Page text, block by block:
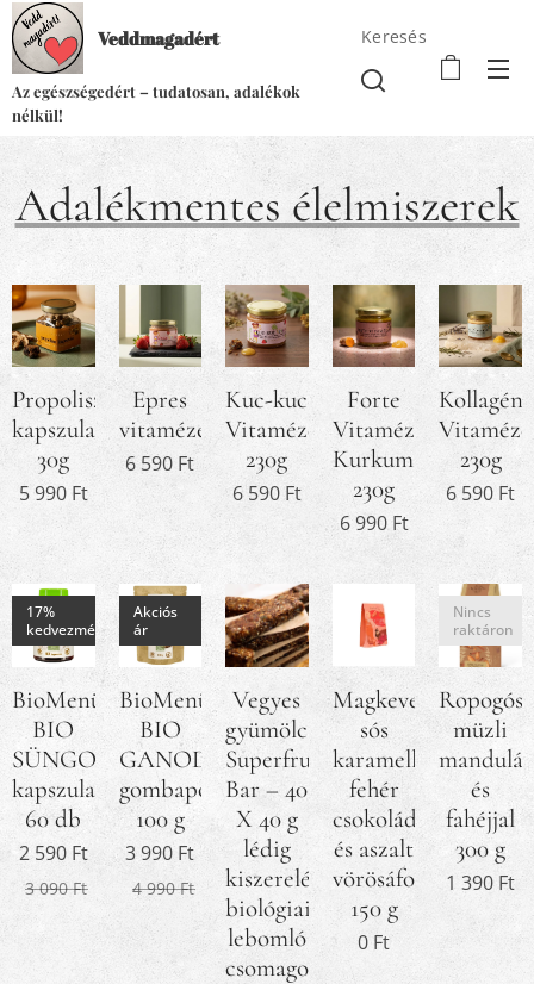
Veddmagadért
Az egészségedért – tudatosan, adalékok
nélkül!
Keresés
Adalékmentes élelmiszerek
Propolisz
kapszula
30g
5 990Ft
Epres
vitamézes
6 590 Ft
Kuc-kuc
Vitamézes
230g
6 590Ft
Forte
Vitamézes
Kurkumával
230g
6 990Ft
Kollagén+
230g
6 590 Ft
BioMenü
BIO
SÜNGOMBA
kapszula
60 db
17%
kedvezmény
2 590Ft
3 090Ft
BioMenü
BIO
GANODERMA
gombapor
100 g
Akciós
ár
3 990 Ft
4 990Ft
Vegyes
gyümölcsös
Superfruit
Bar – 40
X 40 g
lédig
kiszerelés,
biológiailag
lebomló
csomagolásban
Magkeverék
sós
karamellás
fehér
csokoládéval
és aszalt
vörösáfonyával
150 g
0 Ft
Ropogós
müzli
és
fahéjjal
300 g
Nincs
raktáron
1 390 Ft